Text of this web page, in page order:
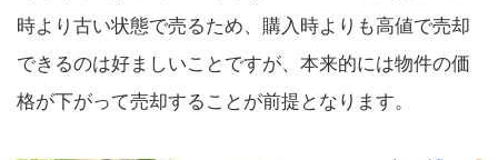
時より古い状態で売るため、購入時よりも高値で売却
できるのは好ましいことですが、本来的には物件の価
格が下がって売却することが前提となります。